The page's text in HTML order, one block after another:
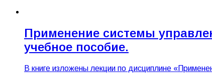
Применение системы
учебное пособие.
В книге изложены лекции по дисциплине